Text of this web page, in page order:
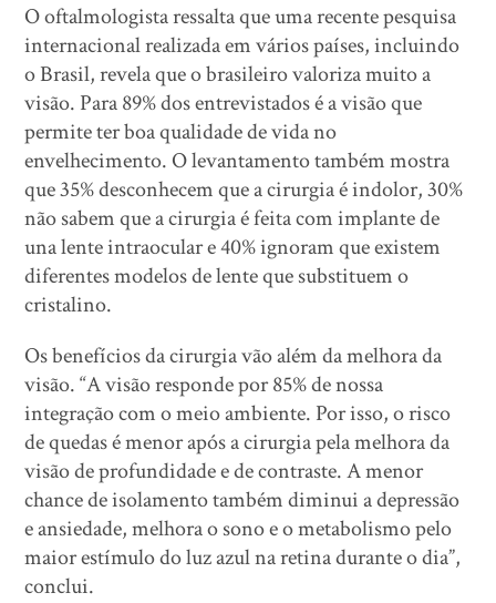
O oftalmologista ressalta que uma recente pesquisa
internacional realizada em vários países, incluindo
o Brasil, revela que o brasileiro valoriza muito a
visão. Para 89% dos entrevistados é a visão que
permite ter boa qualidade de vida no
envelhecimento. O levantamento também mostra
que 35% desconhecem que a cirurgia é indolor, 30%
não sabem que a cirurgia é feita com implante de
una lente intraocular e 40% ignoram que existem
diferentes modelos de lente que substituem o
cristalino.
Os benefícios da cirurgia vão além da melhora da
visão. “A visão responde por 85% de nossa
integração com o meio ambiente. Por isso, o risco
de quedas é menor após a cirurgia pela melhora da
visão de profundidade e de contraste. A menor
chance de isolamento também diminui a depressão
e ansiedade, melhora o sono e o metabolismo pelo
maior estímulo do luz azul na retina durante o dia”,
conclui.